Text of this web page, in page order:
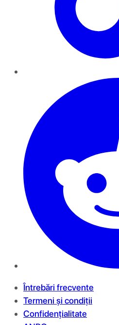
Întrebări frecvente
Termeni și condiții
Confidențialitate